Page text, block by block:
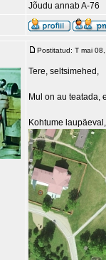
Jõudu annab A-76
Postitatud: T mai
Tere, seltsimehed,
Mul on au teatada,
Kohtume